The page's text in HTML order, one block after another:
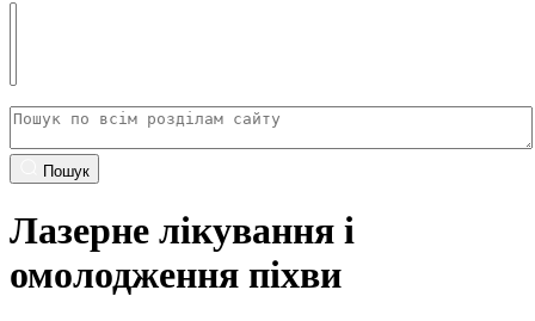
Пошук
Лазерне лікування і
омолодження піхви